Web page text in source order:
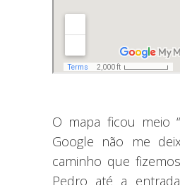
O mapa ficou meio
Google não me
caminho que
Pedro até a